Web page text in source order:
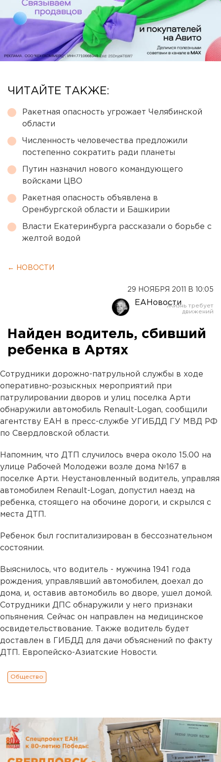
ЧИТАЙТЕ ТАКЖЕ:
Ракетная опасность угрожает Челябинской
области
Численность человечества предложили
постепенно сократить ради планеты
Путин назначил нового командующего
войсками ЦВО
Ракетная опасность объявлена в
Оренбургской области и Башкирии
Власти Екатеринбурга рассказали о борьбе с
желтой водой
← НОВОСТИ
29 НОЯБРЯ 2011 В 10:05
ЕАНовости
Найден водитель, сбивший
ребенка в Артях
Сотрудники дорожно-патрульной службы в ходе
оперативно-розыскных мероприятий при
патрулировании дворов и улиц поселка Арти
обнаружили автомобиль Renault-Logan, сообщили
агентству ЕАН в пресс-службе УГИБДД ГУ МВД РФ
по Свердловской области.
Напомним, что ДТП случилось вчера около 15.00 на
улице Рабочей Молодежи возле дома №167 в
поселке Арти. Неустановленный водитель, управляя
автомобилем Renault-Logan, допустил наезд на
ребенка, стоящего на обочине дороги, и скрылся с
места ДТП.
Ребенок был госпитализирован в бессознательном
состоянии.
Выяснилось, что водитель - мужчина 1941 года
рождения, управлявший автомобилем, доехал до
дома, и, оставив автомобиль во дворе, ушел домой.
Сотрудники ДПС обнаружили у него признаки
опьянения. Сейчас он направлен на медицинское
освидетельствование. Также водитель будет
доставлен в ГИБДД для дачи объяснений по факту
ДТП. Европейско-Азиатские Новости.
Общество